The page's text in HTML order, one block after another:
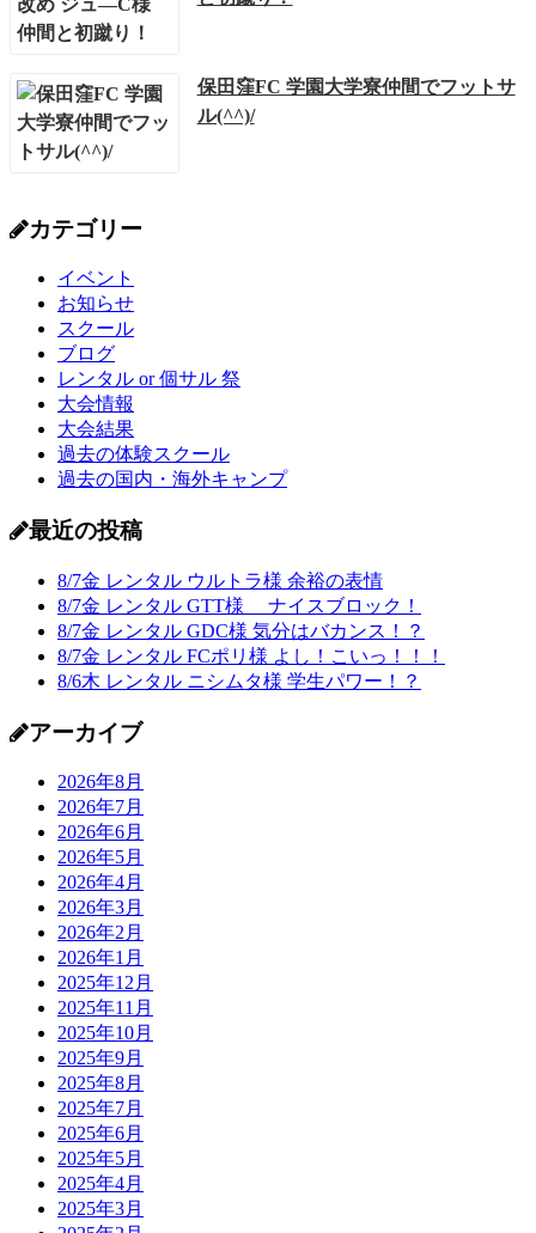
保田窪FC 学園大学寮仲間でフットサ
ル(^^)/
カテゴリー
イベント
お知らせ
スクール
ブログ
レンタル or 個サル 祭
大会情報
大会結果
過去の体験スクール
過去の国内・海外キャンプ
最近の投稿
8/7金 レンタル ウルトラ様 余裕の表情
8/7金 レンタル GTT様 ナイスブロック！
8/7金 レンタル GDC様 気分はバカンス！？
8/7金 レンタル FCポリ様 よし！こいっ！！！
8/6木 レンタル ニシムタ様 学生パワー！？
アーカイブ
2026年8月
2026年7月
2026年6月
2026年5月
2026年4月
2026年3月
2026年2月
2026年1月
2025年12月
2025年11月
2025年10月
2025年9月
2025年8月
2025年7月
2025年6月
2025年5月
2025年4月
2025年3月